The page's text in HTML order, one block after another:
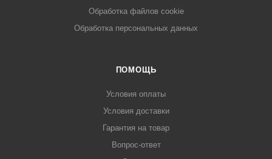
Обработка файлов cookie
Обработка персональных данных
ПОМОЩЬ
Условия оплаты
Условия доставки
Гарантия на товар
Вопрос-ответ